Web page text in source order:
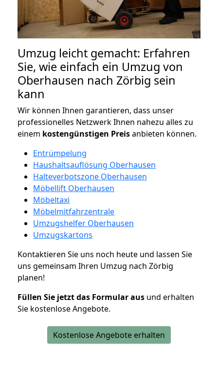
Umzug leicht gemacht: Erfahren
Sie, wie einfach ein Umzug von
Oberhausen nach Zörbig sein
kann
Wir können Ihnen garantieren, dass unser
professionelles Netzwerk Ihnen nahezu alles zu
einem kostengünstigen Preisanbieten können.
Entrümpelung
Haushaltsauflösung Oberhausen
Halteverbotszone Oberhausen
Möbellift Oberhausen
Möbeltaxi
Möbelmitfahrzentrale
Umzugshelfer Oberhausen
Umzugskartons
Kontaktieren Sie uns noch heute und lassen Sie
uns gemeinsam Ihren Umzug nach Zörbig
planen!
Füllen Sie jetzt das Formular aus und erhalten
Sie kostenlose Angebote.
Kostenlose Angebote erhalten